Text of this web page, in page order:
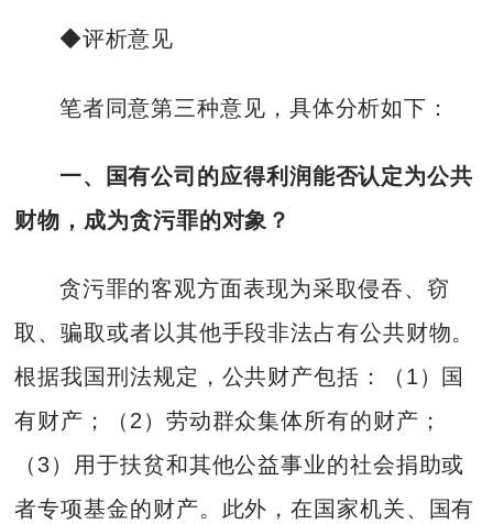
◆评析意见
笔者同意第三种意见，具体分析如下：
一、国有公司的应得利润能否认定为公共
财物，成为贪污罪的对象？
贪污罪的客观方面表现为采取侵吞、窃
取、骗取或者以其他手段非法占有公共财物。
根据我国刑法规定，公共财产包括：（1）国
有财产；（2）劳动群众集体所有的财产；
（3）用于扶贫和其他公益事业的社会捐助或
者专项基金的财产。此外，在国家机关、国有